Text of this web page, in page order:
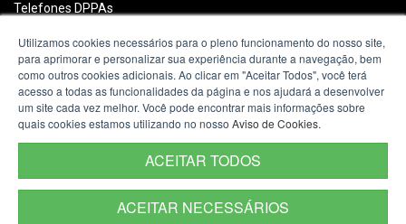
Telefones DPPAs
Polícia Civil do Estado do Rio Grande do Sul
Avenida João Pessoa, 2050
Porto Alegre - RS -
mapa
Utilizamos cookies necessários para o pleno funcionamento do nosso site,
para aprimorar e personalizar sua experiência durante a navegação, bem
como outros cookies adicionais. Ao clicar em "Aceitar Todos", você terá
acesso a todas as funcionalidades da página e nos ajudará a desenvolver
um site cada vez melhor. Você pode encontrar mais informações sobre
quais cookies estamos utilizando no nosso Aviso de Cookies.
ACEITAR TODOS
ACEITAR NECESSÁRIOS